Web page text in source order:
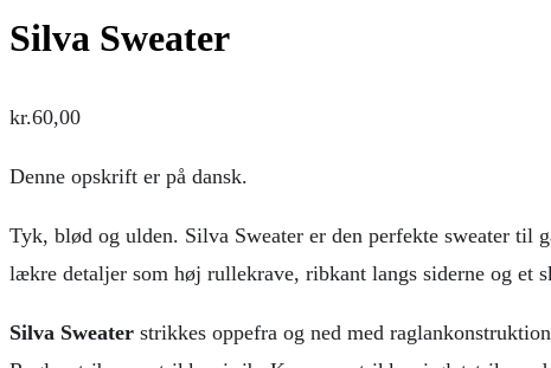
Silva Sweater
kr.60,00
Denne opskrift er på dansk.
Tyk, blød og ulden. Silva Sweater er den perfekte sweater
lækre detaljer som høj rullekrave, ribkant langs siderne og et
Silva Sweater strikkes oppefra og ned med